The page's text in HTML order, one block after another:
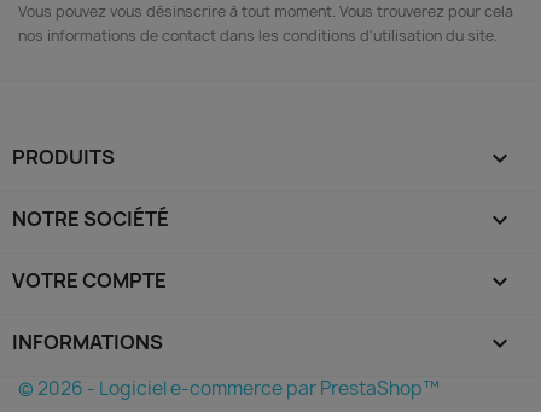
Vous pouvez vous désinscrire à tout moment. Vous trouverez pour cela
nos informations de contact dans les conditions d'utilisation du site.
PRODUITS 
NOTRE SOCIÉTÉ 
VOTRE COMPTE 
INFORMATIONS keyboard_arrow_down
© 2026 - Logiciel e-commerce par PrestaShop™